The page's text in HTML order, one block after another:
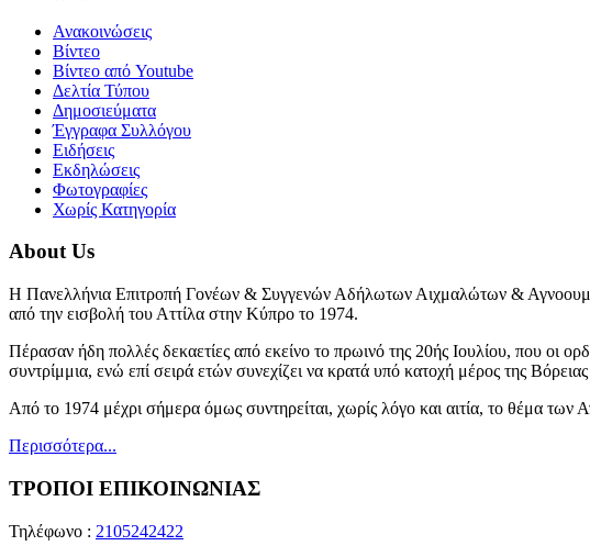
Ανακοινώσεις
Βίντεο
Βίντεο από Youtube
Δελτία Τύπου
Δημοσιεύματα
Έγγραφα Συλλόγου
Ειδήσεις
Εκδηλώσεις
Φωτογραφίες
Χωρίς Κατηγορία
About Us
Η Πανελλήνια Επιτροπή Γονέων & Συγγενών Αδήλωτων Αιχμαλώτων &
από την εισβολή του Αττίλα στην Κύπρο το 1974.
Πέρασαν ήδη πολλές δεκαετίες από εκείνο το πρωινό της 20ής Ιουλίου, που οι
συντρίμμια, ενώ επί σειρά ετών συνεχίζει να κρατά υπό κατοχή μέρος της
Από το 1974 μέχρι σήμερα όμως συντηρείται, χωρίς λόγο και αιτία, το θέμα των
Περισσότερα...
ΤΡΟΠΟΙ ΕΠΙΚΟΙΝΩΝΙΑΣ
Τηλέφωνο : 2105242422